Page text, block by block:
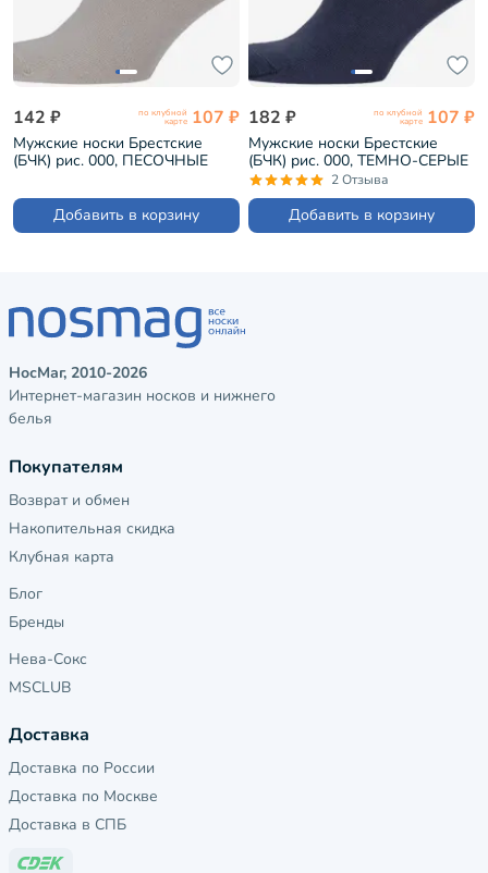
142 ₽ по клубной
карте 107 ₽
Мужские носки Брестские
(БЧК) рис. 000, ПЕСОЧНЫЕ
Добавить в корзину
182 ₽ по клубной
карте 107 ₽
Мужские носки Брестские
(БЧК) рис. 000, ТЕМНО-СЕРЫЕ
(14С2124)
2 Отзыва
Добавить в корзину
НосМаг, 2010-2026
Интернет-магазин носков и нижнего
белья
Покупателям
Возврат и обмен
Накопительная скидка
Клубная карта
Блог
Бренды
Нева-Сокс
MSCLUB
Доставка
Доставка по России
Доставка по Москве
Доставка в СПБ